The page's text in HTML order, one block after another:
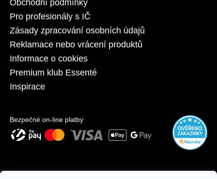
Obchodní podmínky
Pro profesionály s IČ
Zásady zpracování osobních údajů
Reklamace nebo vrácení produktů
Informace o cookies
Premium klub Essenté
Inspirace
Bezpečné on-line platby